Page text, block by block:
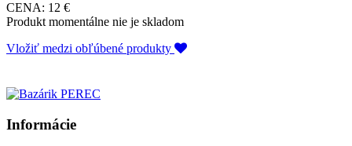
CENA: 12 €
Produkt momentálne nie je skladom
Vložiť medzi obľúbené produkty
Informácie